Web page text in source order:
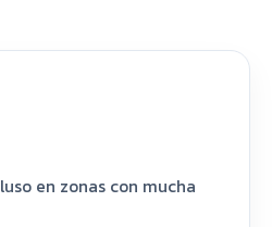
en zonas con mucha